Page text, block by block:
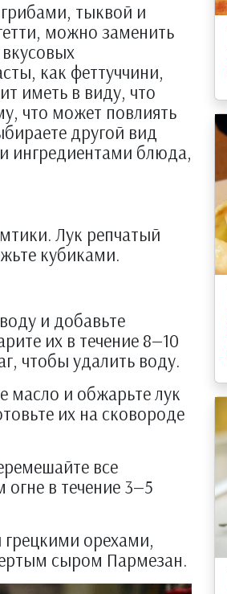
тыквой и
можно заменить
как феттуччини,
иметь в виду, что
что может повлиять
другой вид
ингредиентами блюда,
Лук репчатый
кубиками.
и добавьте
их в течение 8—10
чтобы удалить воду.
масло и обжарьте лук
их на сковороде
все
в течение 3—5
грецкими орехами,
сыром Пармезан.